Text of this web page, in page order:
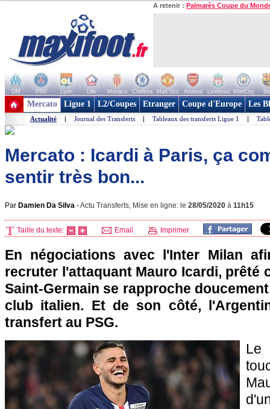
A retenir : Palmarès Coupe du
OM PSG Lyon Lille Monaco Chelsea Man Utd Arsenal Liverpool ManCity
+ de clubs
Mercato Ligue 1 L2/Coupes Etranger Coupe d'Europe Les
Actualité | Journal des Transferts | Tableaux des transferts Ligue 1 |
Mercato : Icardi à Paris, ça
sentir très bon...
Par Damien Da Silva -Actu Transferts, Mise en ligne: le 28/05/2020 à 11h15
Taille du texte: Email Imprimer
En négociations avec l'Inter Milan
recruter l'attaquant Mauro Icardi, prêté
Saint-Germain se rapproche
club italien. Et de son côté,
transfert au PSG.
Le